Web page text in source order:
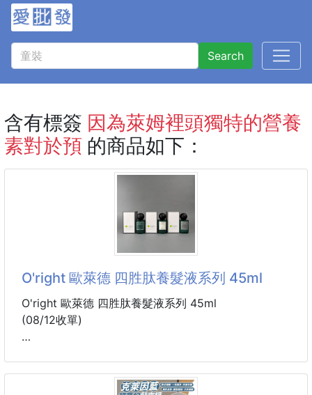
Search
含有標簽 因為萊姆裡頭獨特的營養
素對於預 的商品如下：
O'right 歐萊德 四胜肽養髮液系列 45ml
O'right 歐萊德 四胜肽養髮液系列 45ml
(08/12收單)
頭皮是秀髮健康的根本！